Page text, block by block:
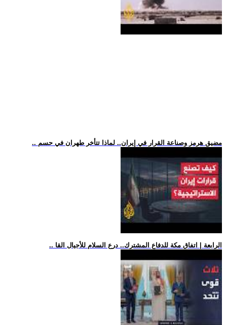
.. مضيق هرمز وصناعة القرار في إيران.. لماذا تتأخر طهران في حسم
.. الرابعة | اتفاق مكة للدفاع المشترك.. درع السلام للأجيال القا